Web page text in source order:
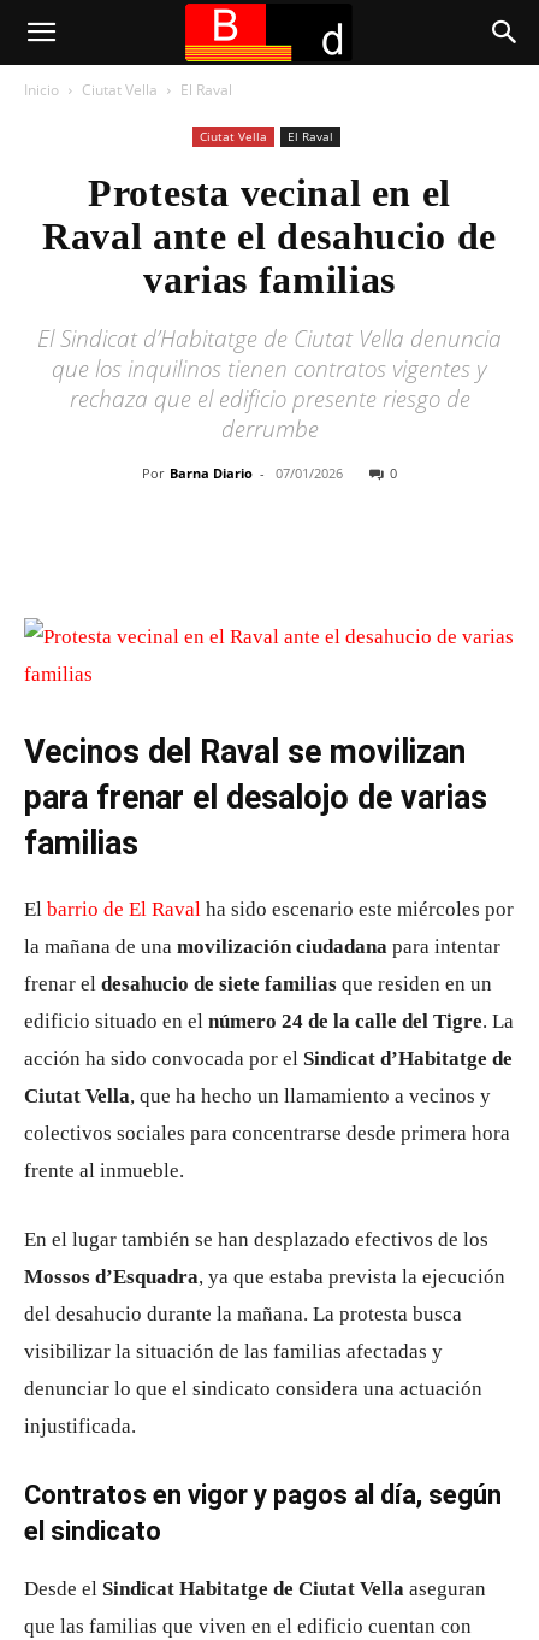
Inicio Ciutat Vella El Raval
Ciutat Vella El Raval
Protesta vecinal en el
Raval ante el desahucio de
varias familias
El Sindicat d’Habitatge de Ciutat Vella denuncia
que los inquilinos tienen contratos vigentes y
rechaza que el edificio presente riesgo de
derrumbe
Por Barna Diario - 07/01/2026 0
Vecinos del Raval se movilizan
para frenar el desalojo de varias
familias
El barrio de El Raval ha sido escenario este miércoles por
la mañana de una movilización ciudadana para intentar
frenar el desahucio de siete familias que residen en un
edificio situado en el número 24 de la calle del Tigre. La
acción ha sido convocada por el Sindicat d’Habitatge de
Ciutat Vella, que ha hecho un llamamiento a vecinos y
colectivos sociales para concentrarse desde primera hora
frente al inmueble.
En el lugar también se han desplazado efectivos de los
Mossos d’Esquadra, ya que estaba prevista la ejecución
del desahucio durante la mañana. La protesta busca
visibilizar la situación de las familias afectadas y
denunciar lo que el sindicato considera una actuación
injustificada.
Contratos en vigor y pagos al día, según
el sindicato
Desde el Sindicat Habitatge de Ciutat Vella aseguran
que las familias que viven en el edificio cuentan con